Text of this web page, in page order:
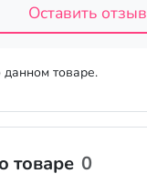
товаре.
Оставить отзыв
товаре 0